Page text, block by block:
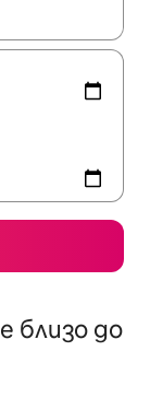
близо до